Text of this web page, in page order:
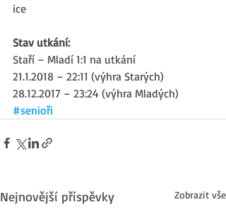
ice
Stav utkání:
Staří – Mladí 1:1 na utkání
21.1.2018 – 22:11 (výhra Starých)
28.12.2017 – 23:24 (výhra Mladých)
#senioři
Nejnovější příspěvky Zobrazit vše